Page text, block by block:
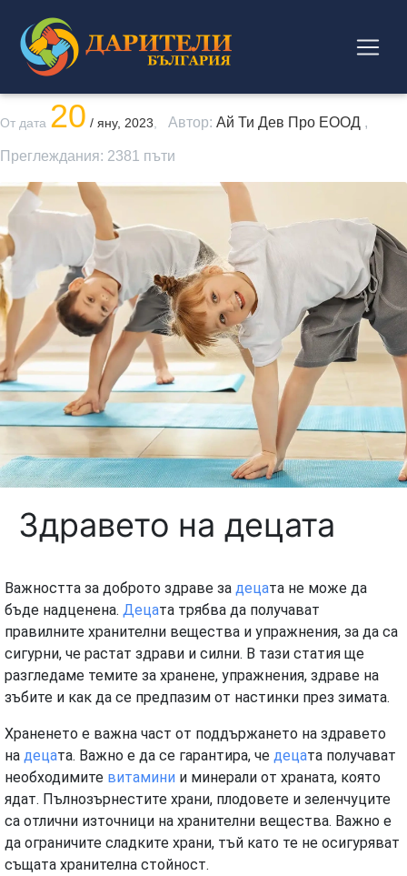
От дата 20 / яну, 2023 Автор: Ай Ти Дев Про ЕООД ,
Преглеждания: 2381 пъти
Здравето на децата
Важността за доброто здраве за децата не може да
бъде надценена. Децата трябва да получават
правилните хранителни вещества и упражнения, за да са
сигурни, че растат здрави и силни. В тази статия ще
разгледаме темите за хранене, упражнения, здраве на
зъбите и как да се предпазим от настинки през зимата.
Храненето е важна част от поддържането на здравето
на децата. Важно е да се гарантира, че децата получават
необходимите витамини и минерали от храната, която
ядат. Пълнозърнестите храни, плодовете и зеленчуците
са отлични източници на хранителни вещества. Важно е
да ограничите сладките храни, тъй като те не осигуряват
същата хранителна стойност.